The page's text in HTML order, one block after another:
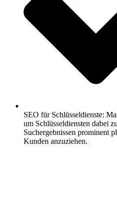
SEO für Schlüsseldienste:
um Schlüsseldiensten dabei
Suchergebnissen prominent
Kunden anzuziehen.